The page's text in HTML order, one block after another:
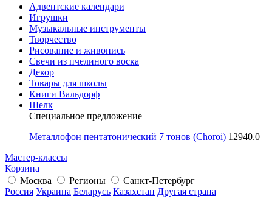
Адвентские календари
Игрушки
Музыкальные инструменты
Творчество
Рисование и живопись
Свечи из пчелиного воска
Декор
Товары для школы
Книги Вальдорф
Шелк
Специальное предложение
Металлофон пентатонический 7 тонов (Choroi) 12940.0
Мастер-классы
Корзина
Москва
Регионы
Санкт-Петербург
Россия Украина Беларусь Казахстан Другая страна